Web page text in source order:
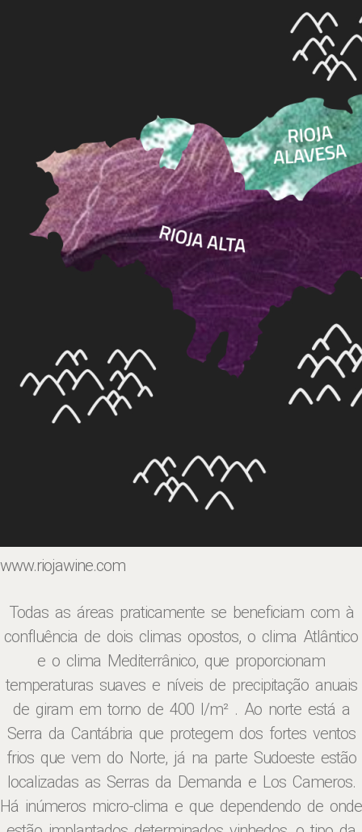
www.riojawine.com
Todas as áreas praticamente se beneficiam com à
confluência de dois climas opostos, o clima Atlântico
e o clima Mediterrânico, que proporcionam
temperaturas suaves e níveis de precipitação anuais
de giram em torno de 400 l/m² . Ao norte está a
Serra da Cantábria que protegem dos fortes ventos
frios que vem do Norte, já na parte Sudoeste estão
localizadas as Serras da Demanda e Los Cameros.
Há inúmeros micro-clima e que dependendo de onde